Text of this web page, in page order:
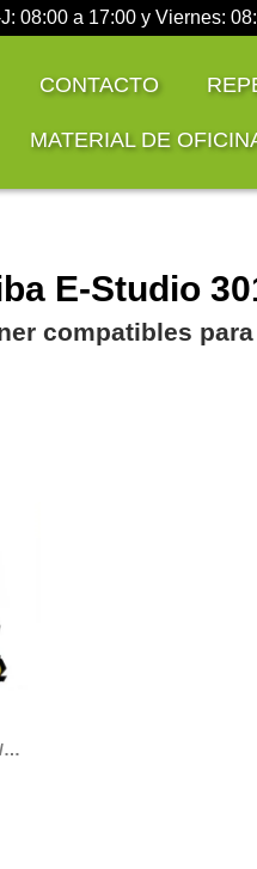
J: 08:00 a 17:00 y Viernes:
CONTACTO
MATERIAL DE
E-Studio
compatibles